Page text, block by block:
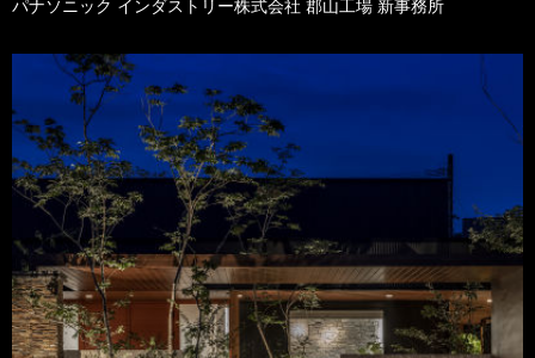
パナソニック インダストリー株式会社 郡山工場 新事務所